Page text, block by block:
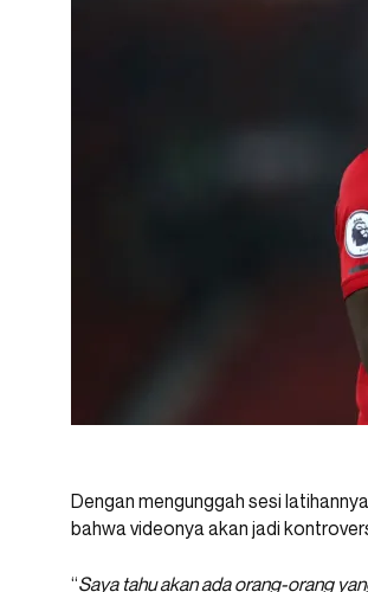
Dengan mengunggah sesi
bahwa videonya akan jadi
“Saya tahu akan ada orang-orang